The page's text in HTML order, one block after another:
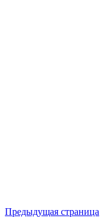
Предыдущая страница